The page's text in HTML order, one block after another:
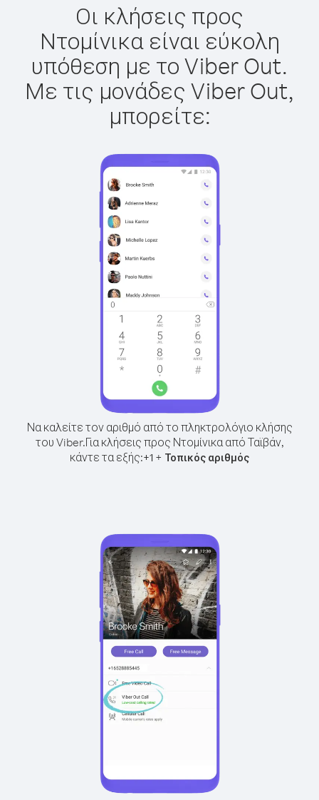
Οι κλήσεις προς
Ντομίνικα είναι εύκολη
υπόθεση με το Viber Out.
Με τις μονάδες Viber Out,
μπορείτε:
Να καλείτε τον αριθμό από το πληκτρολόγιο κλήσης
του Viber.Για κλήσεις προς Ντομίνικα από Ταϊβάν,
κάντε τα εξής:+1 + Τοπικός αριθμός